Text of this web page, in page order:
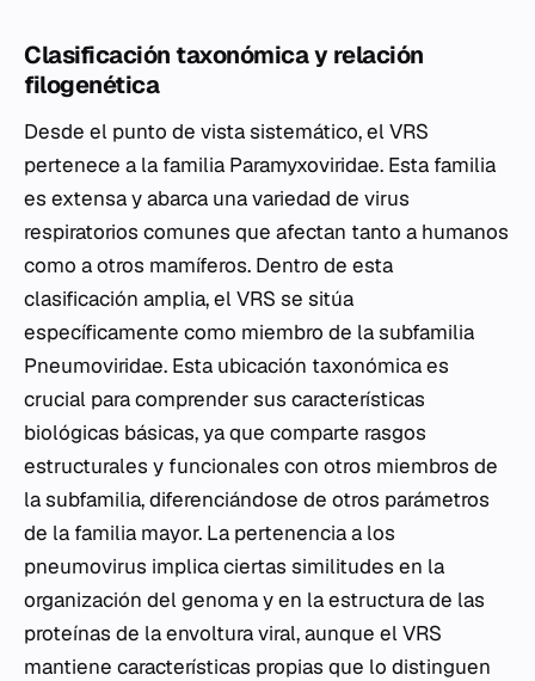
Clasificación taxonómica y relación
filogenética
Desde el punto de vista sistemático, el VRS
pertenece a la familia Paramyxoviridae. Esta familia
es extensa y abarca una variedad de virus
respiratorios comunes que afectan tanto a humanos
como a otros mamíferos. Dentro de esta
clasificación amplia, el VRS se sitúa
específicamente como miembro de la subfamilia
Pneumoviridae. Esta ubicación taxonómica es
crucial para comprender sus características
biológicas básicas, ya que comparte rasgos
estructurales y funcionales con otros miembros de
la subfamilia, diferenciándose de otros parámetros
de la familia mayor. La pertenencia a los
pneumovirus implica ciertas similitudes en la
organización del genoma y en la estructura de las
proteínas de la envoltura viral, aunque el VRS
mantiene características propias que lo distinguen